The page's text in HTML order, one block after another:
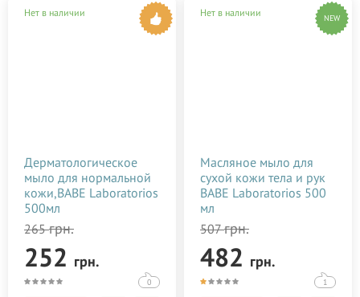
Нет в наличии
Дерматологическое
мыло для нормальной
кожи,BABE Laboratorios
500мл
265грн.
252 грн.
0
Нет в наличии NEW
Масляное мыло для
сухой кожи тела и рук
BABE Laboratorios 500
мл
507грн.
482 грн.
1